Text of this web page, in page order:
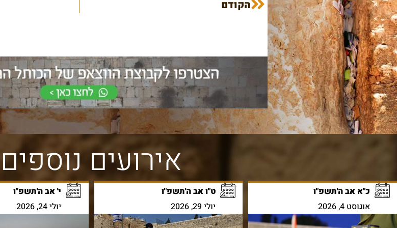
הקודם
אירועים נוספים
כ"א אב ה'תשפ"ו
אוגוסט 4, 2026
ט"ו אב ה'תשפ"ו
יולי 29, 2026
י' אב ה'תשפ"ו
יולי 24, 2026